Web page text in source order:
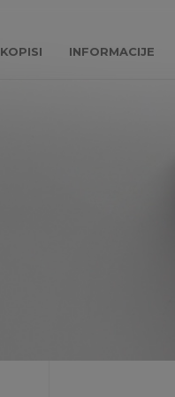
INFORMACIJE